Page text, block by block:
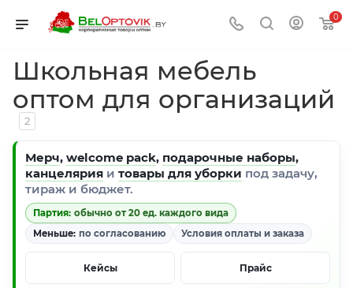
0
Школьная мебель
оптом для организаций
2
Мерч, welcome pack, подарочные наборы,
канцелярия и товары для уборки под задачу,
тираж и бюджет.
Партия: обычно от 20 ед. каждого вида
Меньше: по согласованию Условия оплаты и заказа
Кейсы Прайс